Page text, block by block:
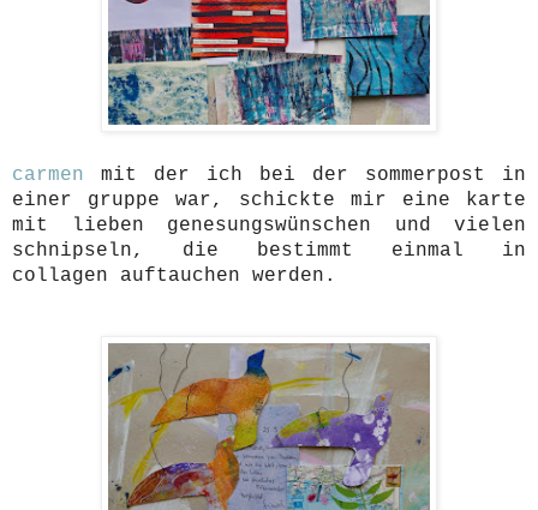
carmen mit der ich bei der sommerpost in
einer gruppe war, schickte mir eine karte
mit lieben genesungswünschen und vielen
schnipseln, die bestimmt einmal in
collagen auftauchen werden.